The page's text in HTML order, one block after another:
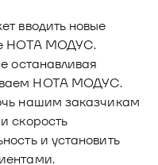
вводить новые
НОТА МОДУС.
останавливая
НОТА МОДУС.
нашим заказчикам
скорость
и установить